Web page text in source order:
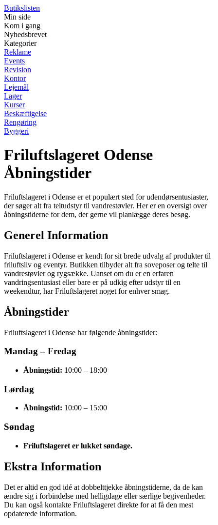
Butikslisten
Min side
Kom i gang
Nyhedsbrevet
Kategorier
Reklame
Events
Revision
Kontor
Lejemål
Lager
Kurser
Beskæftigelse
Rengøring
Byggeri
Friluftslageret Odense
Åbningstider
Friluftslageret i Odense er et populært sted for udendørsentusiaster,
der søger alt fra teltudstyr til vandrestøvler. Her er en oversigt over
åbningstiderne for dem, der gerne vil planlægge deres besøg.
Generel Information
Friluftslageret i Odense er kendt for sit brede udvalg af produkter til
friluftsliv og eventyr. Butikken tilbyder alt fra soveposer og telte til
vandrestøvler og rygsække. Uanset om du er en erfaren
vandringsentusiast eller bare er på udkig efter udstyr til en
weekendtur, har Friluftslageret noget for enhver smag.
Åbningstider
Friluftslageret i Odense har følgende åbningstider:
Mandag – Fredag
Åbningstid: 10:00 – 18:00
Lørdag
Åbningstid: 10:00 – 15:00
Søndag
Friluftslageret er lukket søndage.
Ekstra Information
Det er altid en god idé at dobbelttjekke åbningstiderne, da de kan
ændre sig i forbindelse med helligdage eller særlige begivenheder.
Du kan også kontakte Friluftslageret direkte for at få den mest
opdaterede information.